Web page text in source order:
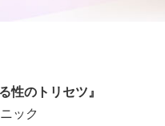
性のトリセツ』
ック